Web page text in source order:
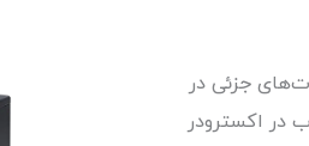
در اکسترودر